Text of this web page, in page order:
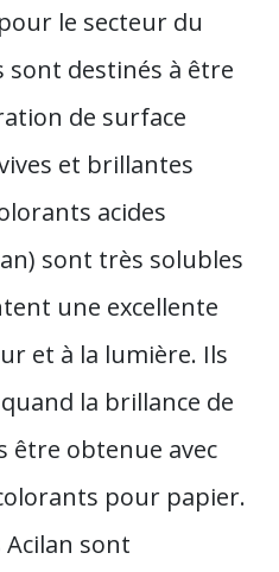
le secteur du
sont destinés à être
de surface
et brillantes
acides
sont très solubles
une excellente
et à la lumière. Ils
la brillance de
être obtenue avec
pour papier.
Acilan sont